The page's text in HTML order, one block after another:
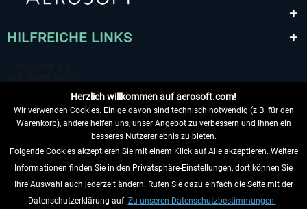
HILFREICHE LINKS
VERTRAG WIDERRUFEN
INFORMATIONEN
Herzlich willkommen auf aerosoft.com!
Wir verwenden Cookies. Einige davon sind technisch notwendig (z.B. für den
Warenkorb), andere helfen uns, unser Angebot zu verbessern und Ihnen ein
besseres Nutzererlebnis zu bieten.
Folgende Cookies akzeptieren Sie mit einem Klick auf Alle akzeptieren. Weitere
Informationen finden Sie in den Privatsphäre-Einstellungen, dort können Sie
Ihre Auswahl auch jederzeit ändern. Rufen Sie dazu einfach die Seite mit der
Datenschutzerklärung auf. Zu unseren Datenschutzbestimmungen.